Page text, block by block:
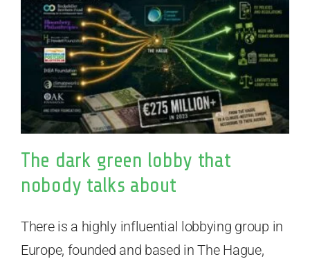
The dark green lobby that
nobody talks about
There is a highly influential lobbying group in
Europe, founded and based in The Hague,